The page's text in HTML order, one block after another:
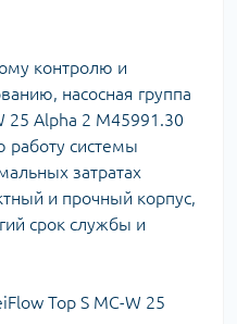
контролю и
насосная группа
25 Alpha 2 M45991.30
работу системы
затратах
и прочный корпус,
срок службы и
Top S MC-W 25